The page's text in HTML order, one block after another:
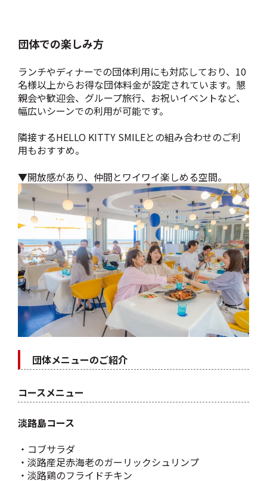
団体での楽しみ方
ランチやディナーでの団体利用にも対応しており、10
名様以上からお得な団体料金が設定されています。懇
親会や歓迎会、グループ旅行、お祝いイベントなど、
幅広いシーンでの利用が可能です。
隣接するHELLO KITTY SMILEとの組み合わせのご利
用もおすすめ。
▼開放感があり、仲間とワイワイ楽しめる空間。
団体メニューのご紹介
コースメニュー
淡路島コース
・コブサラダ
・淡路産足赤海老のガーリックシュリンプ
・淡路鶏のフライドチキン